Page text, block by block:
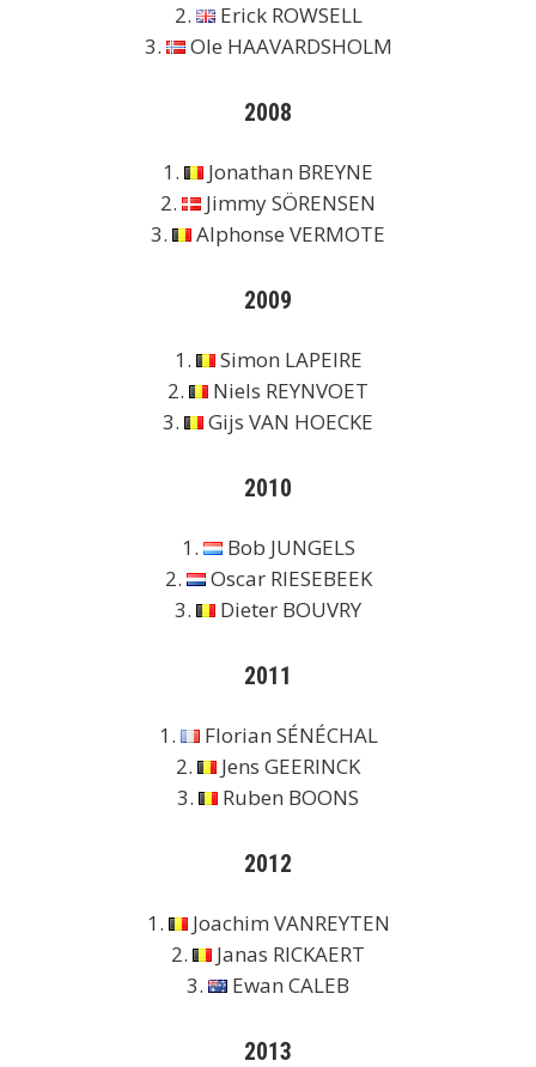
2.
Erick ROWSELL
3.
Ole HAAVARDSHOLM
2008
1.
Jonathan BREYNE
2.
Jimmy SÖRENSEN
3.
Alphonse VERMOTE
2009
1.
Simon LAPEIRE
2.
Niels REYNVOET
3.
Gijs VAN HOECKE
2010
1.
Bob JUNGELS
2.
Oscar RIESEBEEK
3.
Dieter BOUVRY
2011
1.
Florian SÉNÉCHAL
2.
Jens GEERINCK
3.
Ruben BOONS
2012
1.
Joachim VANREYTEN
2.
Janas RICKAERT
3.
Ewan CALEB
2013